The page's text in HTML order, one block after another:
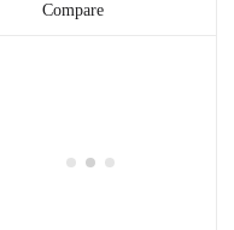
Compare